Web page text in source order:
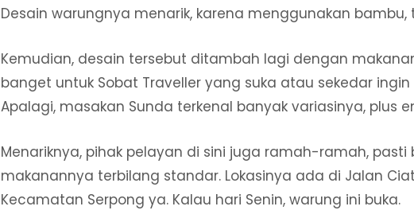
Desain warungnya menarik, karena menggunakan
Kemudian, desain tersebut ditambah lagi dengan
banget untuk Sobat Traveller yang suka atau sekedar
Apalagi, masakan Sunda terkenal banyak variasinya, plus
Menariknya, pihak pelayan di sini juga ramah-ramah, pasti
makanannya terbilang standar. Lokasinya ada di Jalan
Kecamatan Serpong ya. Kalau hari Senin, warung ini buka.